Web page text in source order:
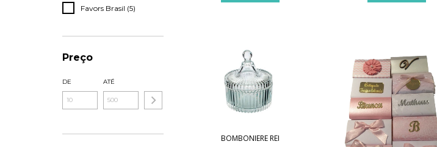
Favors Brasil (5)
Preço
DE ATÉ
BOMBONIERE REI